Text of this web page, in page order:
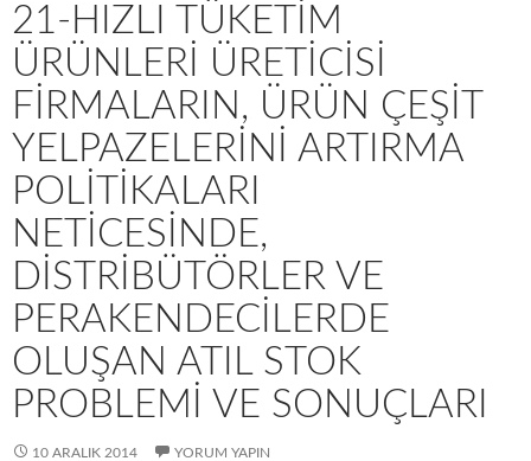
21-HIZLI TÜKETIM
ÜRÜNLERI ÜRETICISI
FIRMALARIN, ÜRÜN ÇEŞIT
YELPAZELERINI ARTIRMA
POLITIKALARI
NETICESINDE,
DISTRIBÜTÖRLER VE
PERAKENDECILERDE
OLUŞAN ATIL STOK
PROBLEMI VE SONUÇLARI
10 ARALIK 2014 YORUM YAPIN